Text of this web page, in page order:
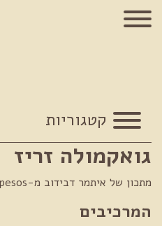
Skip to content
קטגוריות
גואקמולה זריז
מתכון של איתמר דבידוב מ-tres pesos
המרכיבים